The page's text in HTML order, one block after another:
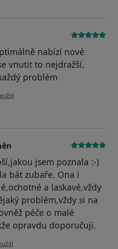
nabízí nové
vnutit to nejdražší,
problém
uživatele Pacient
jsem poznala :-)
bát zubaře. Ona i
a laskavé,vždy
problém,vždy si na
péče o malé
opravdu doporučuji.
uživatele Váš účet byl odstraněn